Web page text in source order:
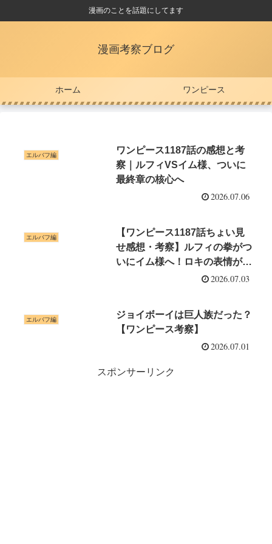
漫画のことを話題にしてます
漫画考察ブログ
ホーム ワンピース
エルバフ編
ワンピース1187話の感想と考
察｜ルフィVSイム様、ついに
最終章の核心へ
2026.07.06
エルバフ編
【ワンピース1187話ちょい見
せ感想・考察】ルフィの拳がつ
いにイム様へ！ロキの表情がす
べてを物語っている
2026.07.03
エルバフ編
ジョイボーイは巨人族だった？
【ワンピース考察】
2026.07.01
スポンサーリンク